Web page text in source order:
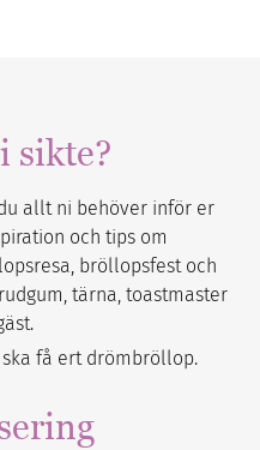
sikte?
allt ni behöver inför er
och tips om
bröllopsfest och
tärna, toastmaster
få ert drömbröllop.